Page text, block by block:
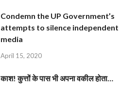
Condemn the UP Government’s
attempts to silence independent
media
April 15, 2020
काश! कुत्तों के पास भी अपना वकील होता…